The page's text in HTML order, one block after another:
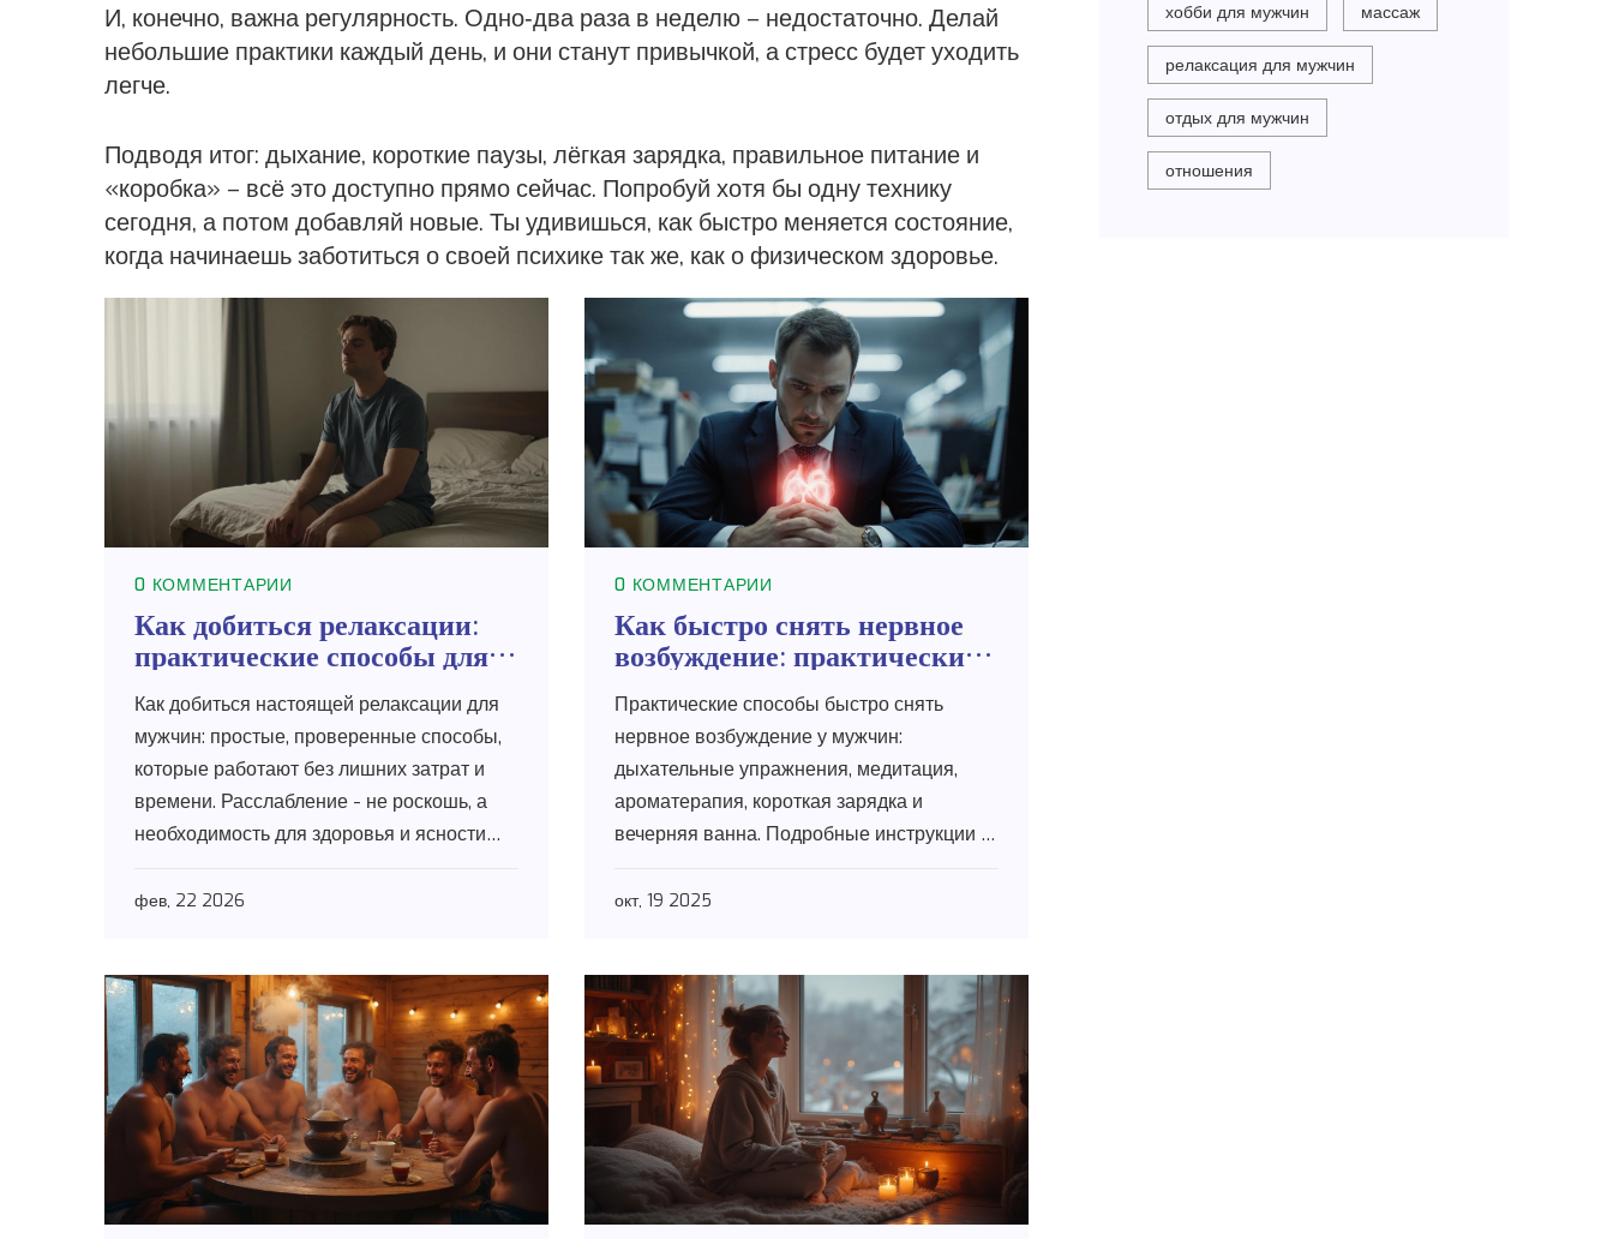
И, конечно, важна регулярность. Одно‑два раза в неделю – недостаточно. Делай
небольшие практики каждый день, и они станут привычкой, а стресс будет уходить
легче.
Подводя итог: дыхание, короткие паузы, лёгкая зарядка, правильное питание и
«коробка» – всё это доступно прямо сейчас. Попробуй хотя бы одну технику
сегодня, а потом добавляй новые. Ты удивишься, как быстро меняется состояние,
когда начинаешь заботиться о своей психике так же, как о физическом здоровье.
0 КОММЕНТАРИИ
Как добиться релаксации:
практические способы для
мужчин
Как добиться настоящей релаксации для
мужчин: простые, проверенные способы,
которые работают без лишних затрат и
времени. Расслабление - не роскошь, а
необходимость для здоровья и ясности
фев, 22 2026
0 КОММЕНТАРИИ
Как быстро снять нервное
возбуждение: практические
техники для мужчин
Практические способы быстро снять
нервное возбуждение у мужчин:
дыхательные упражнения, медитация,
ароматерапия, короткая зарядка и
вечерняя ванна. Подробные инструкции и
окт, 19 2025
хобби для мужчин массаж
релаксация для мужчин
отдых для мужчин
отношения